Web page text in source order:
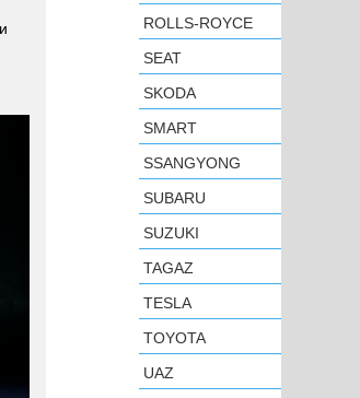
ROLLS-ROYCE
SEAT
SKODA
SMART
SSANGYONG
SUBARU
SUZUKI
TAGAZ
TESLA
TOYOTA
UAZ